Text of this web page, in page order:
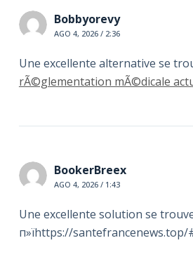
Bobbyorevy
AGO 4, 2026 / 2:36
Une excellente alternative se
rÃ©glementation mÃ©dicale
BookerBreex
AGO 4, 2026 / 1:43
Une excellente solution se
п»їhttps://santefrancenews.top/